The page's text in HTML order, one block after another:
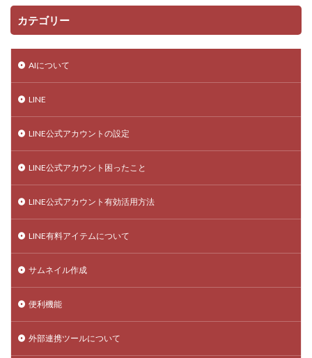
カテゴリー
AIについて
LINE
LINE公式アカウントの設定
LINE公式アカウント困ったこと
LINE公式アカウント有効活用方法
LINE有料アイテムについて
サムネイル作成
便利機能
外部連携ツールについて